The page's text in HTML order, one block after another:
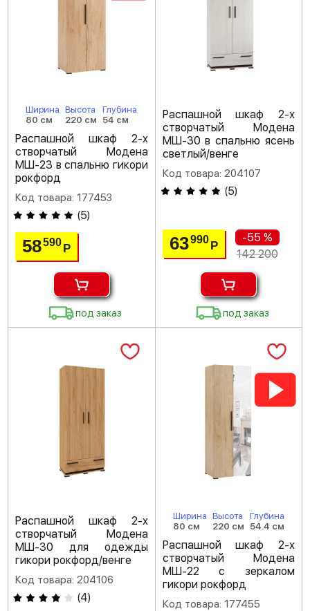
Ширина
80 см
Высота
220 см
Глубина
54 см
Распашной шкаф 2-х
створчатый Модена
МШ-23 в спальню гикори
рокфорд
Код товара: 177453
(5)
58590Р
под заказ
Распашной шкаф 2-х
створчатый Модена
МШ-30 в спальню ясень
светлый/венге
Код товара: 204107
(5)
63990 Р
-55 %
142 200
под заказ
Распашной шкаф 2-х
створчатый Модена
МШ-30 для одежды
гикори рокфорд/венге
Код товара: 204106
(4)
Ширина
80 см
Высота
220 см
Глубина
54.4 см
Распашной шкаф 2-х
створчатый Модена
МШ-22 с зеркалом
гикори рокфорд
Код товара: 177455